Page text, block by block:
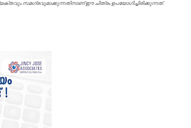
സമഗ്രവുമാക്കുന്നതിനാണ് ഈ ചിത്രം ഉപയോഗിച്ചിരിക്കുന്നത്.